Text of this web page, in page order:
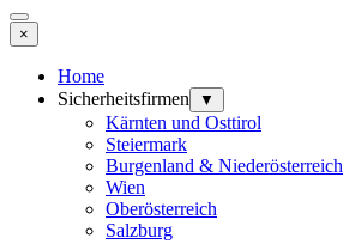
×
Home
Sicherheitsfirmen
▼
Kärnten und Osttirol
Steiermark
Burgenland & Niederösterreich
Wien
Oberösterreich
Salzburg